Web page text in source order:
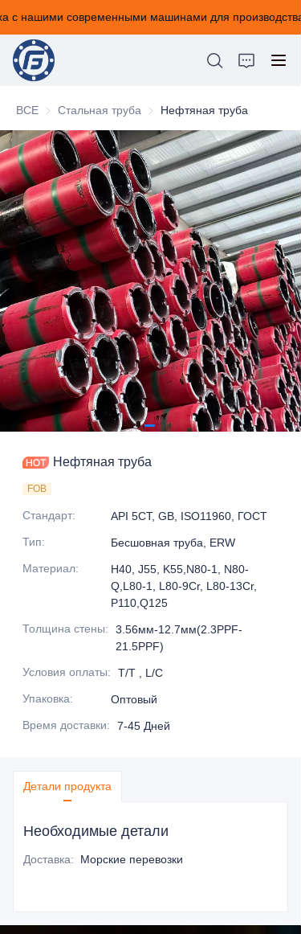
с нашими современными машинами для производства
Создание вашего
успеха с нашими
современными
кирпичей!
ВСЕ Стальная труба Стальная труба
Нефтяная труба
Нефтяная труба
FOB
Стандарт:
API 5CT, GB, ISO11960, ГОСТ
Тип:
Бесшовная труба, ERW
Материал:
H40, J55, K55,N80-1, N80-
Q,L80-1, L80-9Cr, L80-13Cr,
P110,Q125
Толщина стены:
3.56мм-12.7мм(2.3PPF-
21.5PPF)
Условия оплаты:
T/T , L/C
Упаковка:
Оптовый
Время доставки: 7-45 Дней
Детали продукта
Необходимые детали
Доставка: Морские перевозки
ДОМА
О НАС
ПРОДУКТЫ
НОВОСТИ
СВЯЗАТЬСЯ С НАМИ
ОТЗЫВ